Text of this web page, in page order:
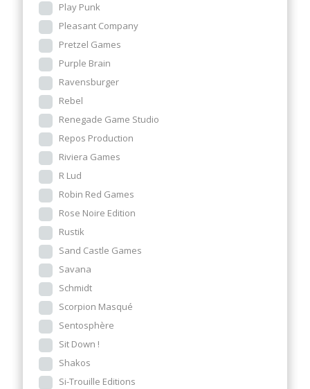
Play Punk
Pleasant Company
Pretzel Games
Purple Brain
Ravensburger
Rebel
Renegade Game Studio
Repos Production
Riviera Games
R Lud
Robin Red Games
Rose Noire Edition
Rustik
Sand Castle Games
Savana
Schmidt
Scorpion Masqué
Sentosphère
Sit Down !
Shakos
Si-Trouille Editions